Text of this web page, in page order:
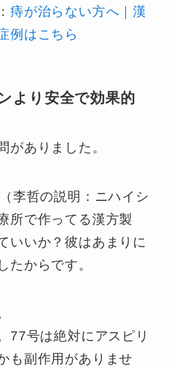
痔が治らない方へ｜漢
例はこちら
より安全で効果的
がありました。
李哲の説明：ニハイシ
所で作ってる漢方製
いいか？彼はあまりに
たからです。
77号は絶対にアスピリ
も副作用がありませ